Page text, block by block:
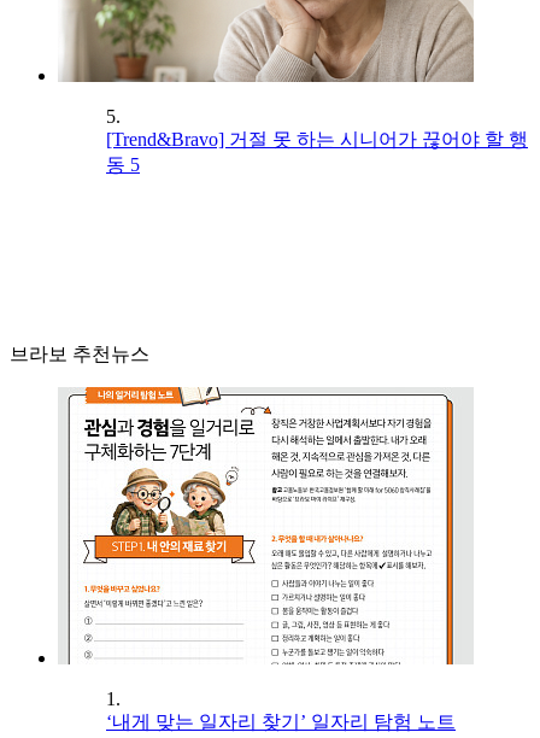
5.
[Trend&Bravo] 거절 못 하는 시니어가 끊어야 할 행
동 5
브라보 추천뉴스
1.
‘내게 맞는 일자리 찾기’ 일자리 탐험 노트